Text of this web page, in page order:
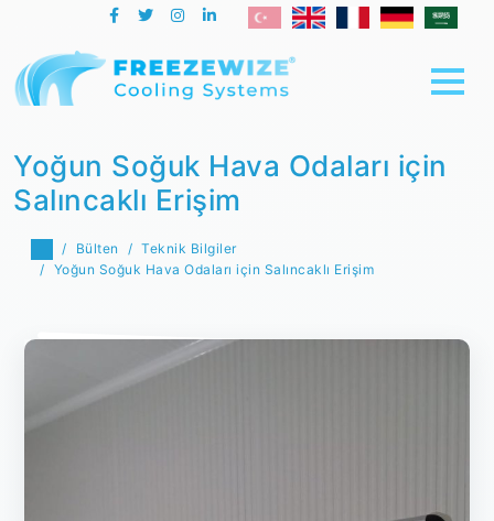
Yoğun Soğuk Hava Odaları için
Salıncaklı Erişim
Bülten
Teknik Bilgiler
Yoğun Soğuk Hava Odaları için Salıncaklı Erişim